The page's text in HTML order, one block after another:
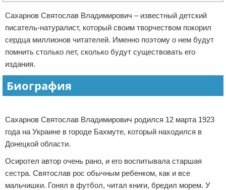
Экономика
Разное
Отказ от ответственности
Сахарнов Святослав Владимирович – известный детский
писатель-натуралист, который своим творчеством покорил
сердца миллионов читателей. Именно поэтому о нем будут
помнить столько лет, сколько будут существовать его
издания.
Биография
Сахарнов Святослав Владимирович родился 12 марта 1923
года на Украине в городе Бахмуте, который находился в
Донецкой области.
Осиротел автор очень рано, и его воспитывала старшая
сестра. Святослав рос обычным ребенком, как и все
мальчишки. Гонял в футбол, читал книги, бредил морем. У